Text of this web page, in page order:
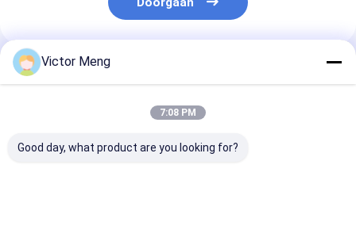
Geadviseerde Producten
Victor Meng
7:08 PM
Good day, what product are you looking for?